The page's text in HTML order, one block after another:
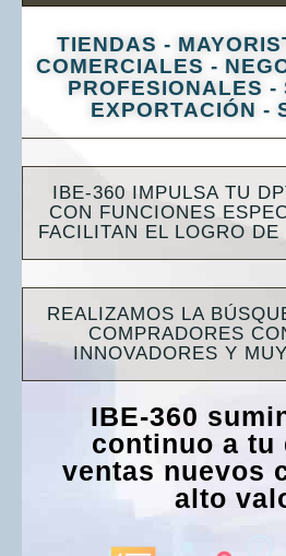
TIENDAS -
COMERCIALES -
PROFESIONALES -
EXPORTACIÓN -
IBE-360 IMPULSA TU
CON FUNCIONES
FACILITAN EL LOGRO
REALIZAMOS LA
COMPRADORES
INNOVADORES Y
IBE-360
continuo a tu
ventas nuevos
alto